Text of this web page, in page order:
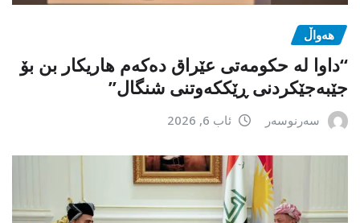
هەواڵ
“داوا لە حكومەتی عێراق دەكەم هاریكار بن بۆ
جێبەجێكردنی ڕێككەوتنی شنگال”
سەرنوسەر ئاب 6, 2026